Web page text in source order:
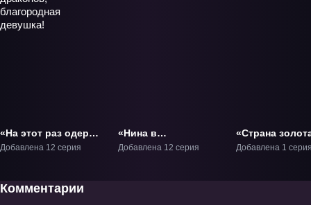
«На этот раз одержи
победу над
благородная
девушка!» ТВ-1
Добавлена 12 серия
«Нина в
королевстве звёзд»
Добавлена 12 серия
«Страна
страна воды»
Добавлена 1
Комментарии